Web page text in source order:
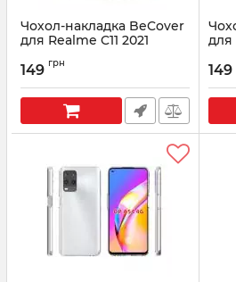
Чохол-накладка BeCover
для Realme C11 2021
Артикул:
149 грн
для
149